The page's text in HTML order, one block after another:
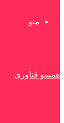
منو
همسو فناوری